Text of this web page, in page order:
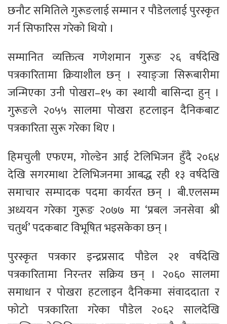
छनौट समितिले गुरूङलाई सम्मान र पौडेललाई पुरस्कृत
गर्न सिफारिस गरेको थियो ।
सम्मानित व्यक्तित्व गणेशमान गुरूङ २६ वर्षदेखि
पत्रकारितामा क्रियाशील छन् । स्याङ्जा सिरूबारीमा
जन्मिएका उनी पोखरा–१५ का स्थायी बासिन्दा हुन् ।
गुरूङले २०५५ सालमा पोखरा हटलाइन दैनिकबाट
पत्रकारिता सुरू गरेका थिए ।
हिमचुली एफएम, गोल्डेन आई टेलिभिजन हुँदै २०६४
देखि सगरमाथा टेलिभिजनमा आबद्ध रही १३ वर्षदेखि
समाचार सम्पादक पदमा कार्यरत छन् । बी.एलसम्म
अध्ययन गरेका गुरूङ २०७७ मा ‘प्रबल जनसेवा श्री
चतुर्थ’ पदकबाट विभूषित भइसकेका छन् ।
पुरस्कृत पत्रकार इन्द्रप्रसाद पौडेल २१ वर्षदेखि
पत्रकारितामा निरन्तर सक्रिय छन् । २०६० सालमा
समाधान र पोखरा हटलाइन दैनिकमा संवाददाता र
फोटो पत्रकारिता गरेका पौडेल २०६२ सालदेखि